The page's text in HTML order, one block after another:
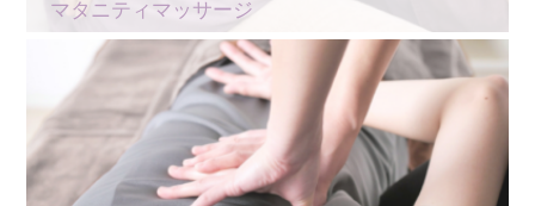
マタニティマッサージ